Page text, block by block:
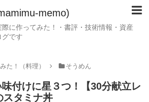
memo)
に作ってみた！・書評・技術情報・資産
グです
た！（料理） そうめん
付けに星３つ！【30分献立レ
スタミナ丼